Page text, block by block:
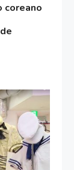
coreano